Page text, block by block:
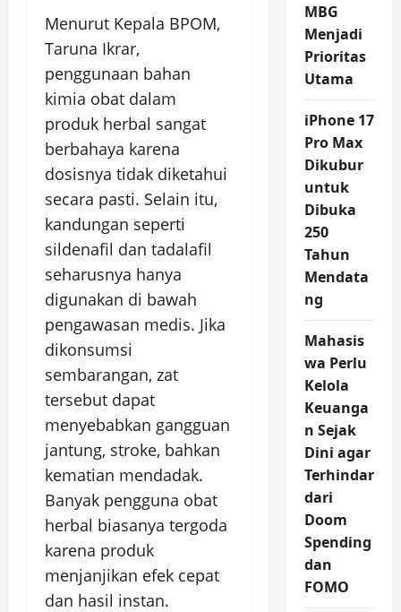
Menurut Kepala BPOM,
Taruna Ikrar,
penggunaan bahan
kimia obat dalam
produk herbal sangat
berbahaya karena
dosisnya tidak diketahui
secara pasti. Selain itu,
kandungan seperti
sildenafil dan tadalafil
seharusnya hanya
digunakan di bawah
pengawasan medis. Jika
dikonsumsi
sembarangan, zat
tersebut dapat
menyebabkan gangguan
jantung, stroke, bahkan
kematian mendadak.
Banyak pengguna obat
herbal biasanya tergoda
karena produk
menjanjikan efek cepat
dan hasil instan.
MBG
Menjadi
Prioritas
Utama
iPhone 17
Pro Max
Dikubur
untuk
Dibuka
250
Tahun
Mendata
ng
Mahasis
wa Perlu
Kelola
Keuanga
n Sejak
Dini agar
Terhindar
dari
Doom
Spending
dan
FOMO